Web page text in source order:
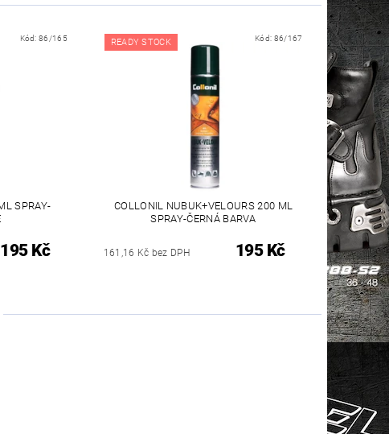
Kód:86/165
SPRAY-
195 Kč
READY STOCK Kód: 86/167
COLLONIL NUBUK+VELOURS 200 ML
SPRAY-ČERNÁ BARVA
161,16 Kč bez DPH 195 Kč